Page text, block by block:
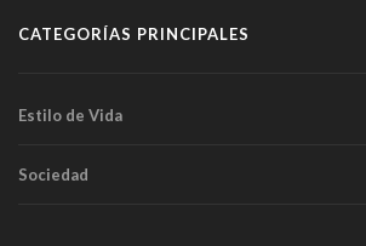
CATEGORÍAS PRINCIPALES
Estilo de Vida
Sociedad